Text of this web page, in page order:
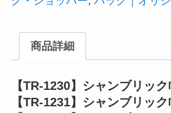
商品詳細
【TR-1230】シャンブリッ
【TR-1231】シャンブリッ